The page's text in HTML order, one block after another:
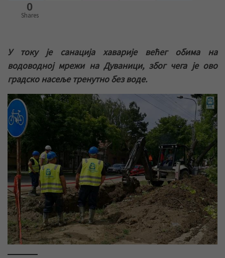
0
Shares
У току је санација хаварије већег обима на
водоводној мрежи на Дуваници, због чега је ово
градско насеље тренутно без воде.